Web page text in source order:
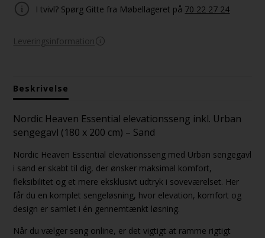
I tvivl? Spørg Gitte fra Møbellageret på 70 22 27 24
Leveringsinformation
Beskrivelse
Nordic Heaven Essential elevationsseng inkl. Urban
sengegavl (180 x 200 cm) – Sand
Nordic Heaven Essential elevationsseng med Urban sengegavl
i sand er skabt til dig, der ønsker maksimal komfort,
fleksibilitet og et mere eksklusivt udtryk i soveværelset. Her
får du en komplet sengeløsning, hvor elevation, komfort og
design er samlet i én gennemtænkt løsning.
Når du vælger seng online, er det vigtigt at ramme rigtigt